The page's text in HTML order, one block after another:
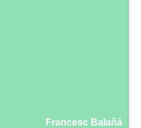
Francesc Balañá